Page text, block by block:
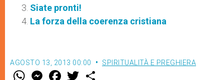
Siate pronti!
La forza della coerenza cristiana
AGOSTO 13, 2013 00:00 SPIRITUALITÀ E PREGHIERA
W M F